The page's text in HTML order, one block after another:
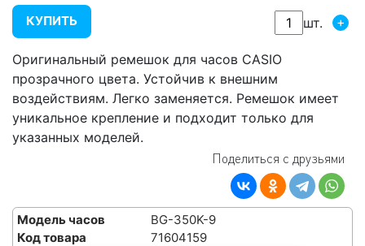
КУПИТЬ шт. +
Оригинальный ремешок для часов CASIO
прозрачного цвета. Устойчив к внешним
воздействиям. Легко заменяется. Ремешок имеет
уникальное крепление и подходит только для
указанных моделей.
Поделиться с друзьями
Модель часов
BG-350K-9
Код товара
71604159